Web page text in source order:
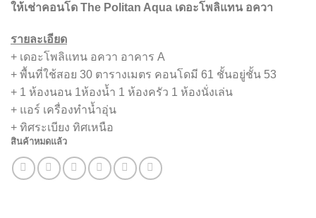
ให้เช่าคอนโด The Politan Aqua เดอะโพลิแทน อควา
รายละเอียด
+ เดอะโพลิแทน อควา อาคาร A
+ พื้นที่ใช้สอย 30 ตารางเมตร คอนโดมี 61 ชั้นอยู่ชั้น 53
+ 1 ห้องนอน 1ห้องน้ำ 1 ห้องครัว 1 ห้องนั่งเล่น
+ แอร์ เครื่องทำน้ำอุ่น
+ ทิศระเบียง ทิศเหนือ
สินค้าหมดแล้ว